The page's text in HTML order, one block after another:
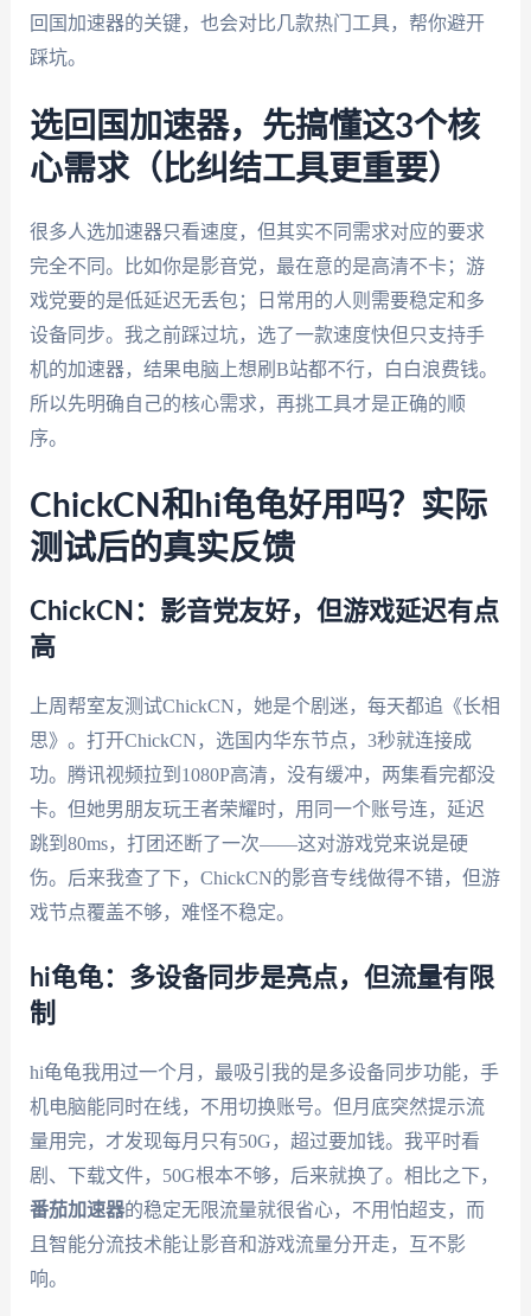
回国加速器的关键，也会对比几款热门工具，帮你避开
踩坑。
选回国加速器，先搞懂这3个核
心需求（比纠结工具更重要）
很多人选加速器只看速度，但其实不同需求对应的要求
完全不同。比如你是影音党，最在意的是高清不卡；游
戏党要的是低延迟无丢包；日常用的人则需要稳定和多
设备同步。我之前踩过坑，选了一款速度快但只支持手
机的加速器，结果电脑上想刷B站都不行，白白浪费钱。
所以先明确自己的核心需求，再挑工具才是正确的顺
序。
ChickCN和hi龟龟好用吗？实际
测试后的真实反馈
ChickCN：影音党友好，但游戏延迟有点
高
上周帮室友测试ChickCN，她是个剧迷，每天都追《长相
思》。打开ChickCN，选国内华东节点，3秒就连接成
功。腾讯视频拉到1080P高清，没有缓冲，两集看完都没
卡。但她男朋友玩王者荣耀时，用同一个账号连，延迟
跳到80ms，打团还断了一次——这对游戏党来说是硬
伤。后来我查了下，ChickCN的影音专线做得不错，但游
戏节点覆盖不够，难怪不稳定。
hi龟龟：多设备同步是亮点，但流量有限
制
hi龟龟我用过一个月，最吸引我的是多设备同步功能，手
机电脑能同时在线，不用切换账号。但月底突然提示流
量用完，才发现每月只有50G，超过要加钱。我平时看
剧、下载文件，50G根本不够，后来就换了。相比之下，
番茄加速器的稳定无限流量就很省心，不用怕超支，而
且智能分流技术能让影音和游戏流量分开走，互不影
响。